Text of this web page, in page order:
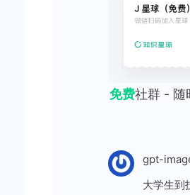
免费社群 - 随
gpt-
大学生到